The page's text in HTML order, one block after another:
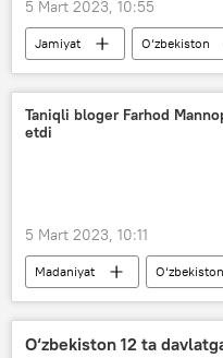
5 Mart 2023, 10:55
Jamiyat O‘zbekiston
tibbiyot muassasi
Taniqli bloger Farhod
etdi
5 Mart 2023, 10:11
Madaniyat O‘zbekiston
O‘zbekiston 12 ta